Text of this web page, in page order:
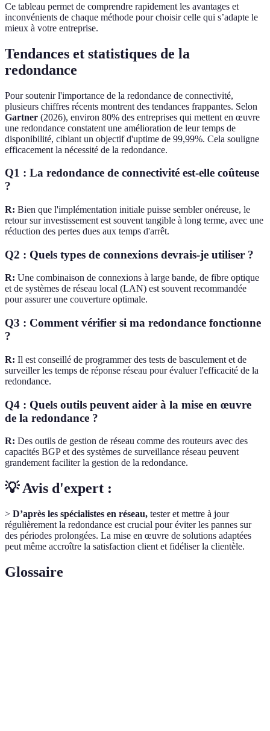
Ce tableau permet de comprendre rapidement les avantages et
inconvénients de chaque méthode pour choisir celle qui s’adapte le
mieux à votre entreprise.
Tendances et statistiques de la
redondance
Pour soutenir l'importance de la redondance de connectivité,
plusieurs chiffres récents montrent des tendances frappantes. Selon
Gartner (2026), environ 80% des entreprises qui mettent en œuvre
une redondance constatent une amélioration de leur temps de
disponibilité, ciblant un objectif d'uptime de 99,99%. Cela souligne
efficacement la nécessité de la redondance.
Q1 : La redondance de connectivité est-elle coûteuse
?
R: Bien que l'implémentation initiale puisse sembler onéreuse, le
retour sur investissement est souvent tangible à long terme, avec une
réduction des pertes dues aux temps d'arrêt.
Q2 : Quels types de connexions devrais-je utiliser ?
R: Une combinaison de connexions à large bande, de fibre optique
et de systèmes de réseau local (LAN) est souvent recommandée
pour assurer une couverture optimale.
Q3 : Comment vérifier si ma redondance fonctionne
?
R: Il est conseillé de programmer des tests de basculement et de
surveiller les temps de réponse réseau pour évaluer l'efficacité de la
redondance.
Q4 : Quels outils peuvent aider à la mise en œuvre
de la redondance ?
R: Des outils de gestion de réseau comme des routeurs avec des
capacités BGP et des systèmes de surveillance réseau peuvent
grandement faciliter la gestion de la redondance.
💡 Avis d'expert :
> D’après les spécialistes en réseau, tester et mettre à jour
régulièrement la redondance est crucial pour éviter les pannes sur
des périodes prolongées. La mise en œuvre de solutions adaptées
peut même accroître la satisfaction client et fidéliser la clientèle.
Glossaire